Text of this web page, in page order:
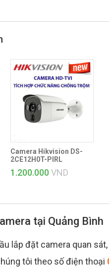
Camera Hikvision DS-
2CE12H0T-PIRL
1.200.000 VND
tại Quảng Bình
lắp đặt camera quan
tôi theo số điện thoại